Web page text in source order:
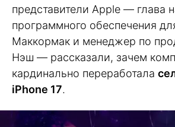
представители Apple — глава
программного обеспечения
Маккормак и менеджер по
Нэш — рассказали, зачем
кардинально переработала
iPhone 17.